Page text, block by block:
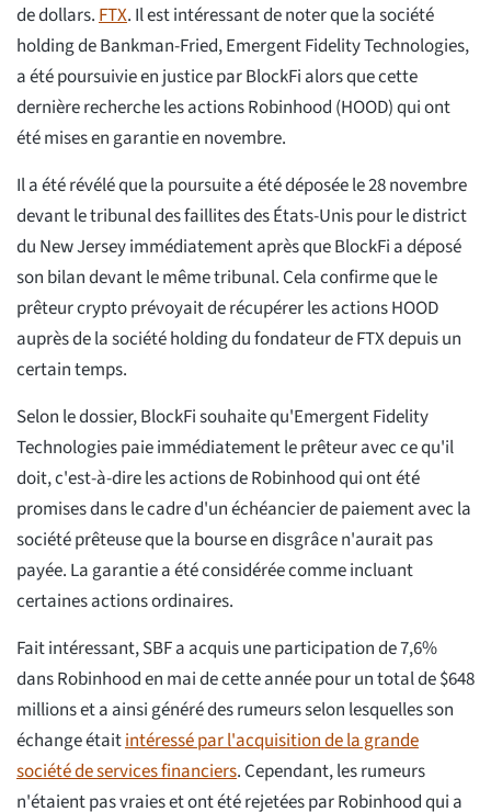
de dollars.FTX. Il est intéressant de noter que la société
holding de Bankman-Fried, Emergent Fidelity Technologies,
a été poursuivie en justice par BlockFi alors que cette
dernière recherche les actions Robinhood (HOOD) qui ont
été mises en garantie en novembre.
Il a été révélé que la poursuite a été déposée le 28 novembre
devant le tribunal des faillites des États-Unis pour le district
du New Jersey immédiatement après que BlockFi a déposé
son bilan devant le même tribunal. Cela confirme que le
prêteur crypto prévoyait de récupérer les actions HOOD
auprès de la société holding du fondateur de FTX depuis un
certain temps.
Selon le dossier, BlockFi souhaite qu'Emergent Fidelity
Technologies paie immédiatement le prêteur avec ce qu'il
doit, c'est-à-dire les actions de Robinhood qui ont été
promises dans le cadre d'un échéancier de paiement avec la
société prêteuse que la bourse en disgrâce n'aurait pas
payée. La garantie a été considérée comme incluant
certaines actions ordinaires.
Fait intéressant, SBF a acquis une participation de 7,6%
dans Robinhood en mai de cette année pour un total de $648
millions et a ainsi généré des rumeurs selon lesquelles son
échange étaitintéressé par l'acquisition de la grande
société de services financiers. Cependant, les rumeurs
n'étaient pas vraies et ont été rejetées par Robinhood qui a